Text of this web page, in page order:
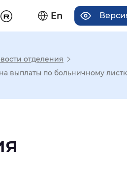
En
отделения
выплаты по больничному